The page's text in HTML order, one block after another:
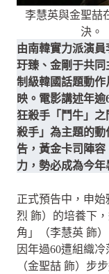
李慧英與金聖喆
決。
由南韓實力派演
玗臻、金剛于共
制級韓國話題動作
映。電影講述年
狂殺手「鬥牛」
殺手」為主題的
告，黃金卡司陣
力，勢必成為今年
正式預告中，申
烈 飾）的培養下
角」（李慧英 飾
因年過60遭組織
（金聖喆 飾）步